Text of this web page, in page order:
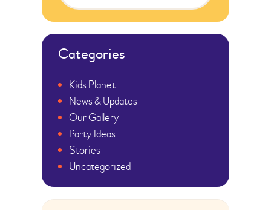
Categories
Kids Planet
News & Updates
Our Gallery
Party Ideas
Stories
Uncategorized